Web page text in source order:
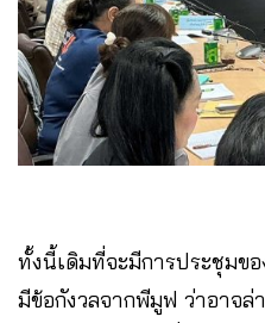
ทั้งนี้เดิมที่จะมีการประชุมข
มีข้อกังวลจากพีมูฟ ว่าอาจล่